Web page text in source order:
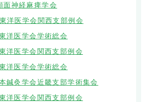
神経麻痺学会
洋医学会関西支部例会
洋医学会学術総会
洋医学会関西支部例会
洋医学会学術総会
鍼灸学会近畿支部学術集会
洋医学会関西支部例会